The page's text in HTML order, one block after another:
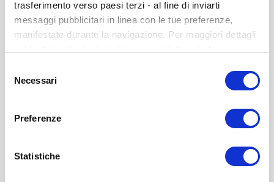
trasferimento verso paesi terzi - al fine di inviarti
messaggi pubblicitari in linea con le tue preferenze,
manifestate durante la navigazione. Per maggiori dettagli
cookie, ti invitiamo a prendere visione dell’
informativa
. Chiudendo il banner tramite la “X” prosegui la
navigazione senza alcuna profilazione. Selezionando
“Accetta tutti i cookie” presti il tuo consenso alla
pagina dedicati ai cookie
delNecessari
Preferenze
Statistiche
CRAE-P. Uso de autoaplicación y corrección (10-
100 usos)
La cantidad mínima inicial de usos será de 10, ya que con
menos de 10 alumnos/as no se
ISBN: 978-84-9727-746-4
5,00 US$